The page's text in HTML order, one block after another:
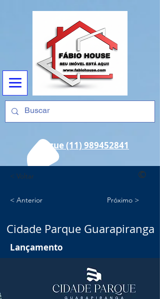
Ligue (11) 989452841
< Voltar
< Anterior
©
Próximo >
Cidade Parque Guarapiranga
Lançamento